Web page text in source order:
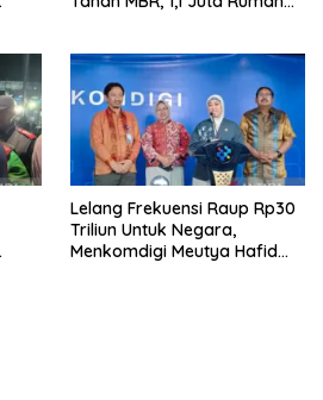
Lelang Frekuensi Raup Rp30
Triliun Untuk Negara,
Menkomdigi Meutya Hafid